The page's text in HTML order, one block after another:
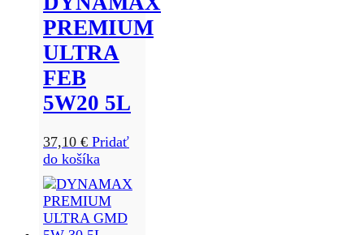
PREMIUM
ULTRA
FEB
5W20 5L
37,10 € Pridať
do košíka